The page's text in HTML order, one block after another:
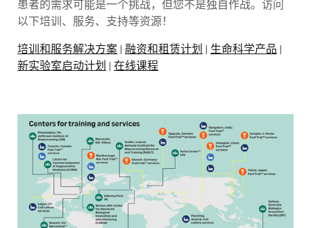
患者的需求可能是一个挑战，但您不是独自作战。访问
以下培训、服务、支持等资源！
培训和服务解决方案 融资和租赁计划 生命科学产品
新实验室启动计划
在线课程